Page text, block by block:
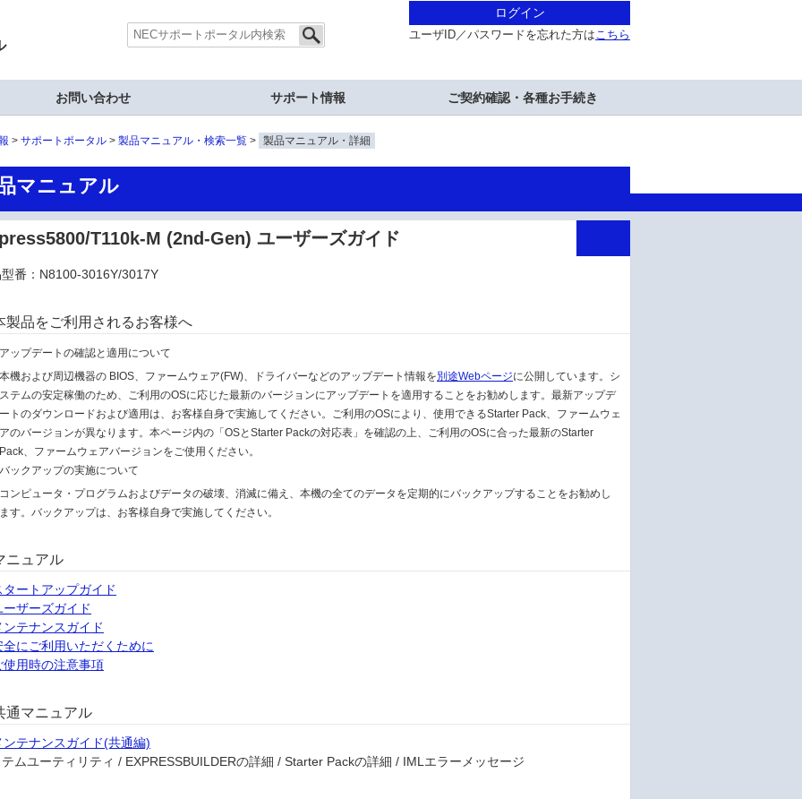
ログイン
ユーザID／パスワードを忘れた方はこちら
お問い合わせ サポート情報 ご契約確認・各種お手続き
サポートポータル 製品マニュアル・検索一覧 製品マニュアル・詳細
マニュアル
T110k-M (2nd-Gen) ユーザーズガイド
番：N8100-3016Y/3017Y
製品をご利用されるお客様へ
アップデートの確認と適用について
本機および周辺機器の BIOS、ファームウェア(FW)、ドライバーなどのアップデート情報を別途Webページに公開しています。シ
ステムの安定稼働のため、ご利用のOSに応じた最新のバージョンにアップデートを適用することをお勧めします。最新アップデ
ートのダウンロードおよび適用は、お客様自身で実施してください。ご利用のOSにより、使用できるStarter Pack、ファームウェ
アのバージョンが異なります。本ページ内の「OSとStarter Packの対応表」を確認の上、ご利用のOSに合った最新のStarter
Pack、ファームウェアバージョンをご使用ください。
バックアップの実施について
コンピュータ・プログラムおよびデータの破壊、消滅に備え、本機の全てのデータを定期的にバックアップすることをお勧めし
ます。バックアップは、お客様自身で実施してください。
ニュアル
タートアップガイド
ーザーズガイド
ンテナンスガイド
全にご利用いただくために
使用時の注意事項
通マニュアル
ンテナンスガイド(共通編)
ムユーティリティ / EXPRESSBUILDERの詳細 / Starter Packの詳細 / IMLエラーメッセージ